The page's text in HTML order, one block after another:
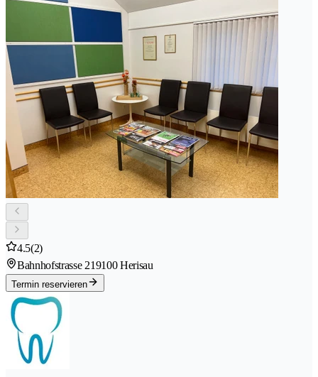
4.5(2)
Bahnhofstrasse 219100 Herisau
Termin reservieren